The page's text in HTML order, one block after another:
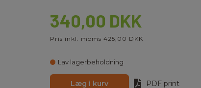
340,00 DKK
Pris inkl. moms 425,00 DKK
Lav lagerbeholdning
Læg i kurv PDF print